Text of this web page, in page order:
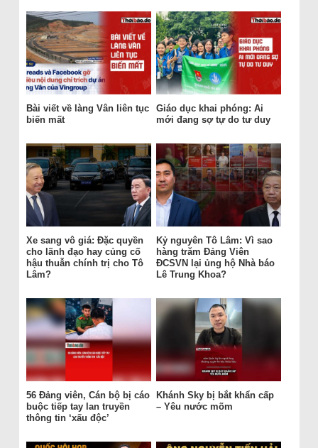
Bài viết về làng Vân liên tục
biến mất
Giáo dục khai phóng: Ai
mới đang sợ tự do tư duy
Xe sang vô giá: Đặc quyền
cho lãnh đạo hay củng cố
hậu thuẫn chính trị cho Tô
Lâm?
Kỷ nguyên Tô Lâm: Vì sao
hàng trăm Đảng Viên
ĐCSVN lại ủng hộ Nhà báo
Lê Trung Khoa?
56 Đảng viên, Cán bộ bị cáo
buộc tiếp tay lan truyền
thông tin ‘xấu độc’
Khánh Sky bị bắt khẩn cấp
– Yêu nước mõm